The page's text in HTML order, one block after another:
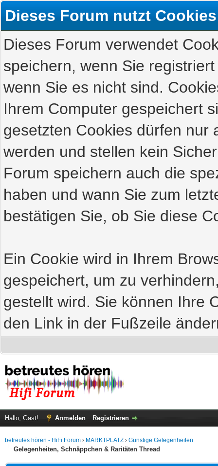
Dieses Forum nutzt Cookies
Dieses Forum verwendet
speichern, wenn Sie
wenn Sie es nicht sind.
Ihrem Computer gespeichert
gesetzten Cookies dürfen nur
werden und stellen kein
Forum speichern auch die
haben und wann Sie zum
bestätigen Sie, ob Sie diese
Ein Cookie wird in Ihrem
gespeichert, um zu
gestellt wird. Sie können Ihre
den Link in der Fußzeile
Hallo, Gast! Anmelden Registrieren
betreutes hören - HiFi Forum › MARKTPLATZ › Günstige Gelegenheiten
Gelegenheiten, Schnäppchen & Raritäten Thread